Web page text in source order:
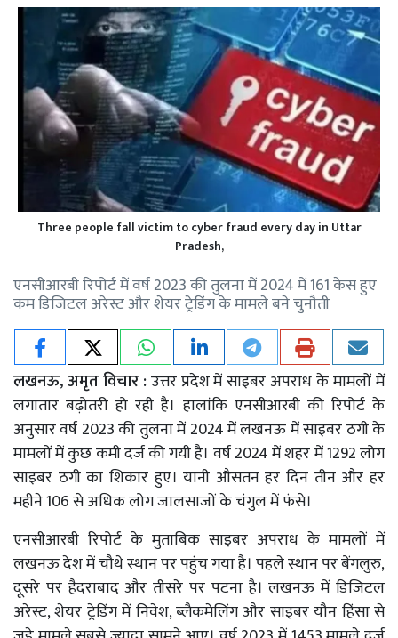
Three people fall victim to cyber fraud every day in Uttar
Pradesh,
एनसीआरबी रिपोर्ट में वर्ष 2023 की तुलना में 2024 में 161 केस हुए
कम डिजिटल अरेस्ट और शेयर ट्रेडिंग के मामले बने चुनौती
लखनऊ, अमृत विचार :उत्तर प्रदेश में साइबर अपराध के मामलों में
लगातार बढ़ोतरी हो रही है। हालांकि एनसीआरबी की रिपोर्ट के
अनुसार वर्ष 2023 की तुलना में 2024 में लखनऊ में साइबर ठगी के
मामलों में कुछ कमी दर्ज की गयी है। वर्ष 2024 में शहर में 1292 लोग
साइबर ठगी का शिकार हुए। यानी औसतन हर दिन तीन और हर
महीने 106 से अधिक लोग जालसाजों के चंगुल में फंसे।
एनसीआरबी रिपोर्ट के मुताबिक साइबर अपराध के मामलों में
लखनऊ देश में चौथे स्थान पर पहुंच गया है। पहले स्थान पर बेंगलुरु,
दूसरे पर हैदराबाद और तीसरे पर पटना है। लखनऊ में डिजिटल
अरेस्ट, शेयर ट्रेडिंग में निवेश, ब्लैकमेलिंग और साइबर यौन हिंसा से